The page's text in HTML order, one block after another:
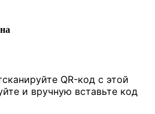
QR-код с этой
и вручную вставьте код